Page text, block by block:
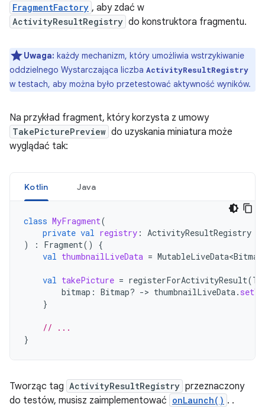
FragmentFactory , aby zdać w
ActivityResultRegistry do konstruktora fragmentu.
Uwaga: każdy mechanizm, który umożliwia wstrzykiwanie
oddzielnego Wystarczająca liczba ActivityResultRegistry
w testach, aby można było przetestować aktywność wyników.
Na przykład fragment, który korzysta z umowy
TakePicturePreview do uzyskania miniatura może
wyglądać tak:
Kotlin Java
class MyFragment(
private val registry : ActivityResultRegistry
)
: Fragment()
{
val thumbnailLiveData =
val takePicture = registerForActivityResult(
bitmap : Bitmap? -> thumbnailLiveData.
}
// ...
}
Tworząc tag ActivityResultRegistry przeznaczony
do testów, musisz zaimplementować onLaunch() . .